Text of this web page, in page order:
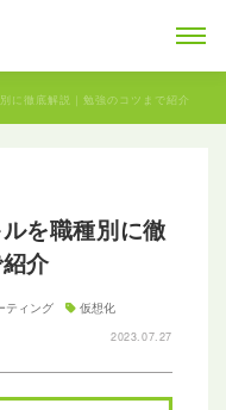
に徹底解説｜勉強のコツまで紹介
を職種別に徹
介
ティング 仮想化
2023.07.27